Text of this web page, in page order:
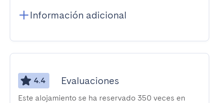
Información adicional
4.4 Evaluaciones
Este alojamiento se ha reservado 350 veces en